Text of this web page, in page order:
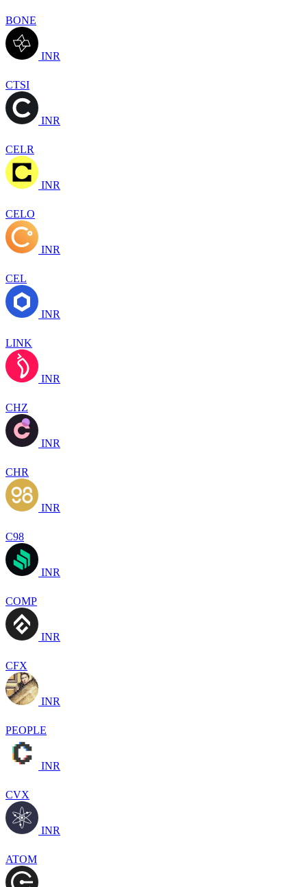
BONE
INR
CTSI
INR
CELR
INR
CELO
INR
CEL
INR
LINK
INR
CHZ
INR
CHR
INR
C98
INR
COMP
INR
CFX
INR
PEOPLE
INR
CVX
INR
ATOM